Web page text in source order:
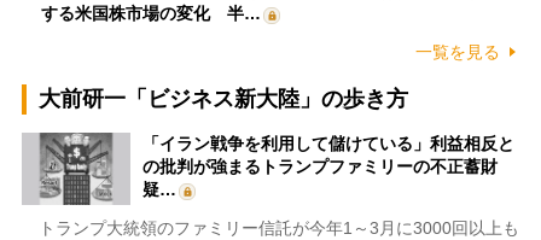
する米国株市場の変化 半…
一覧を見る
大前研一「ビジネス新大陸」の歩き方
「イラン戦争を利用して儲けている」利益相反と
の批判が強まるトランプファミリーの不正蓄財
疑…
トランプ大統領のファミリー信託が今年1～3月に3000回以上も